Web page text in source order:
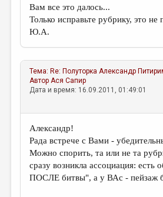
Вам все это далось...
Только исправьте рубрику, это не
Ю.А.
Тема: Re: Полуторка Александр
АвторАся Сапир
Дата и время: 16.09.2011, 01:49:01
Александр!
Рада встрече с Вами -
Можно спорить, та или не та
сразу возникла ассоциация: есть
ПОСЛЕ битвы", а у ВАс - пейзаж